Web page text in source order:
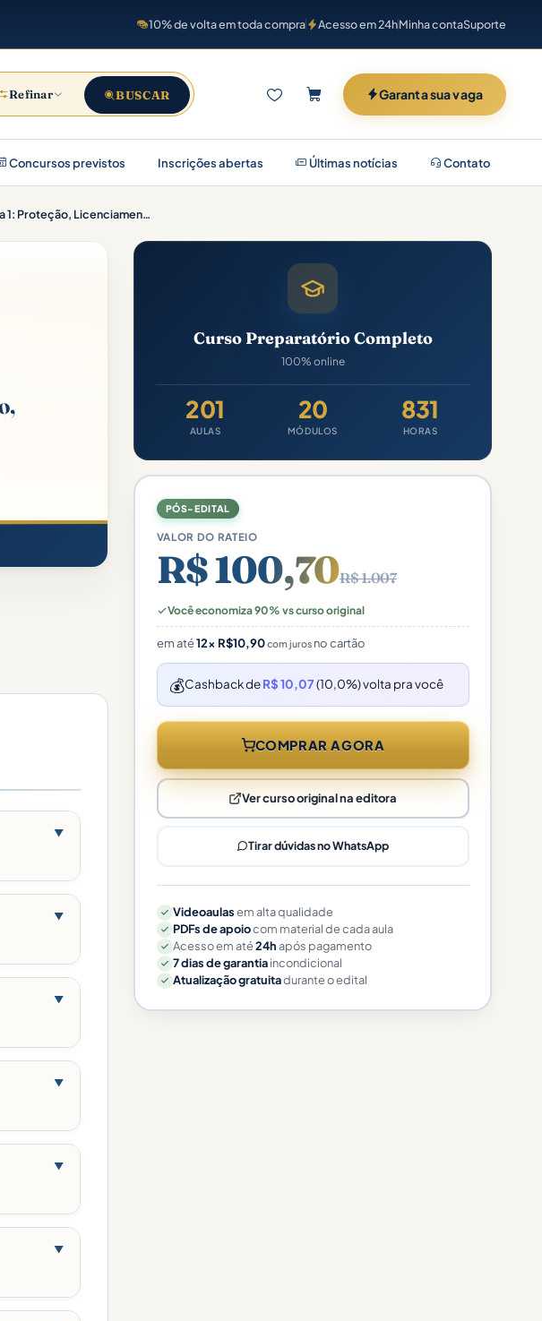
10% de volta em toda compra Acesso em 24hMinha contaSuporte
Refinar BUSCAR Garanta sua vaga
Concursos previstos Inscrições abertas Últimas notícias Contato
IBAMA (Cargo 2: Analista Ambiental – Tema 1: Proteção, Licenciamento, Monitoramento e Qualidade Ambiental – Biodiversidade)
Curso Preparatório Completo
100% online
201
AULAS
20
MÓDULOS
831
HORAS
▼
▼
▼
▼
▼
▼
PÓS-EDITAL
VALOR DO RATEIO
R$ 100,70R$ 1.007
Você economiza 90% vs curso original
em até12× R$10,90com jurosno cartão
💰Cashback deR$ 10,07(10,0%) volta pra você
COMPRAR AGORA
Ver curso original na editora
Tirar dúvidas no WhatsApp
Videoaulasem alta qualidade
PDFs de apoiocom material de cada aula
Acesso em até24hapós pagamento
7 dias de garantiaincondicional
Atualização gratuitadurante o edital